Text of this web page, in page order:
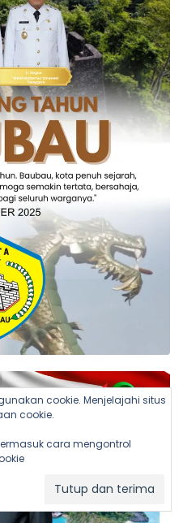
cookie. Menjelajahi situs
cookie.
cara mengontrol